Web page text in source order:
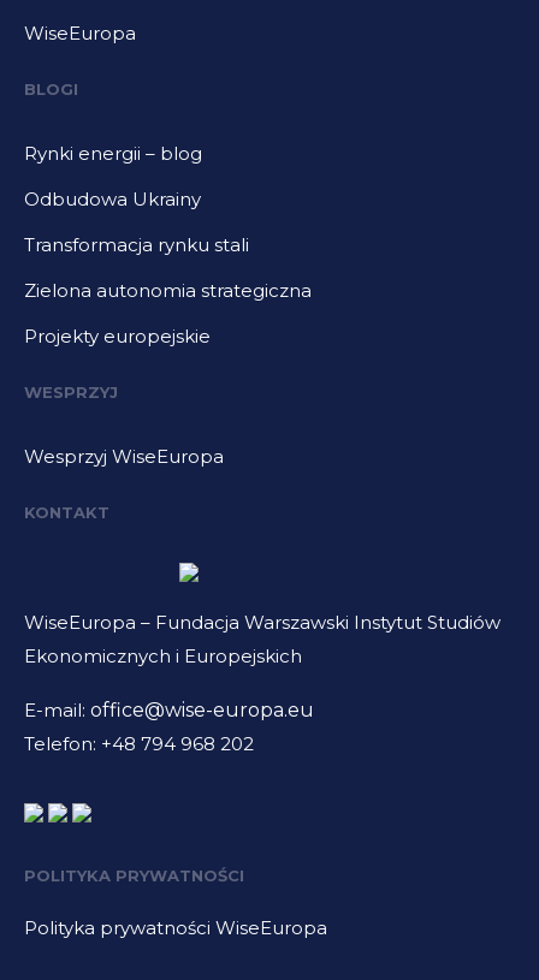
WiseEuropa
BLOGI
Rynki energii – blog
Odbudowa Ukrainy
Transformacja rynku stali
Zielona autonomia strategiczna
Projekty europejskie
WESPRZYJ
Wesprzyj WiseEuropa
KONTAKT
WiseEuropa – Fundacja Warszawski Instytut Studiów
Ekonomicznych i Europejskich
E-mail: office@wise-europa.eu
Telefon: +48 794 968 202
POLITYKA PRYWATNOŚCI
Polityka prywatności WiseEuropa